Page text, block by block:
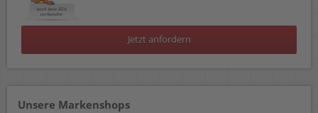
Jetzt anfordern
Unsere Markenshops